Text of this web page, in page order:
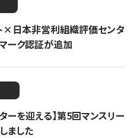
×日本非営利組織評価センタ
ーク認証が追加
ーを迎える】​​第5回マンスリー
ました